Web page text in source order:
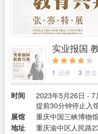
实业报国
1 记录 3 想去
时间
2023年5月26日 -
提前30分钟停止入
展馆
重庆中国三峡博物
地址
重庆渝中区人民路